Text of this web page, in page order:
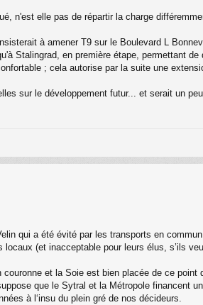
n'est elle pas de répartir la charge
à amener T9 sur le Boulevard L
Stalingrad, en première étape, permettant
; cela autorise par la suite une
sur le développement futur... et serait un
qui a été évité par les transports en
(et inacceptable pour leurs élus, s’ils
et la Soie est bien placée de ce
que le Sytral et la Métropole financent
à l‘insu du plein gré de nos décideurs.